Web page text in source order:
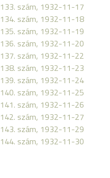
133. szám, 1932-11-17
134. szám, 1932-11-18
135. szám, 1932-11-19
136. szám, 1932-11-20
137. szám, 1932-11-22
138. szám, 1932-11-23
139. szám, 1932-11-24
140. szám, 1932-11-25
141. szám, 1932-11-26
142. szám, 1932-11-27
143. szám, 1932-11-29
144. szám, 1932-11-30